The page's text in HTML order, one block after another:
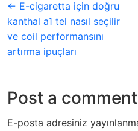
← E-cigaretta için doğru
kanthal a1 tel nasıl seçilir
ve coil performansını
artırma ipuçları
Post a comment
E-posta adresiniz